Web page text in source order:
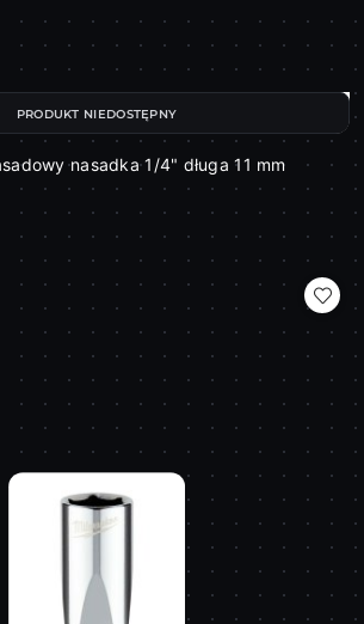
nasadka 1/4" długa 11 mm
PRODUKT NIEDOSTĘPNY